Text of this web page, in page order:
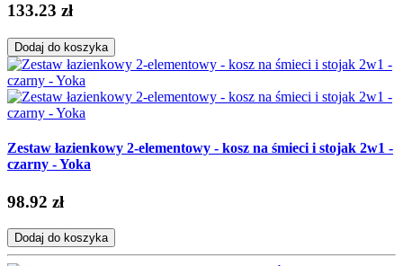
133.23 zł
Dodaj do koszyka
Zestaw łazienkowy 2-elementowy - kosz na śmieci i stojak 2w1 -
czarny - Yoka
98.92 zł
Dodaj do koszyka